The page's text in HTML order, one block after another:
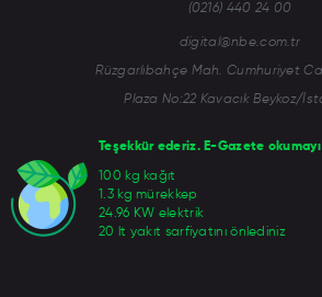
Teşekkür ederiz. E-Gazete
100 kg kağıt
1.3 kg mürekkep
24.96 KW elektrik
20 lt yakıt sarfiyatını önlediniz
(0216) 440 24 00
digital@nbe.com.tr
Rüzgarlıbahçe Mah. Cumhuriyet
Plaza No:22 Kavacık Beykoz/